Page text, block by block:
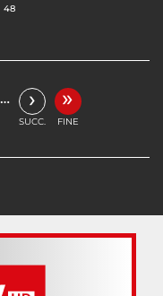
48
… ›
SUCC.
»
FINE